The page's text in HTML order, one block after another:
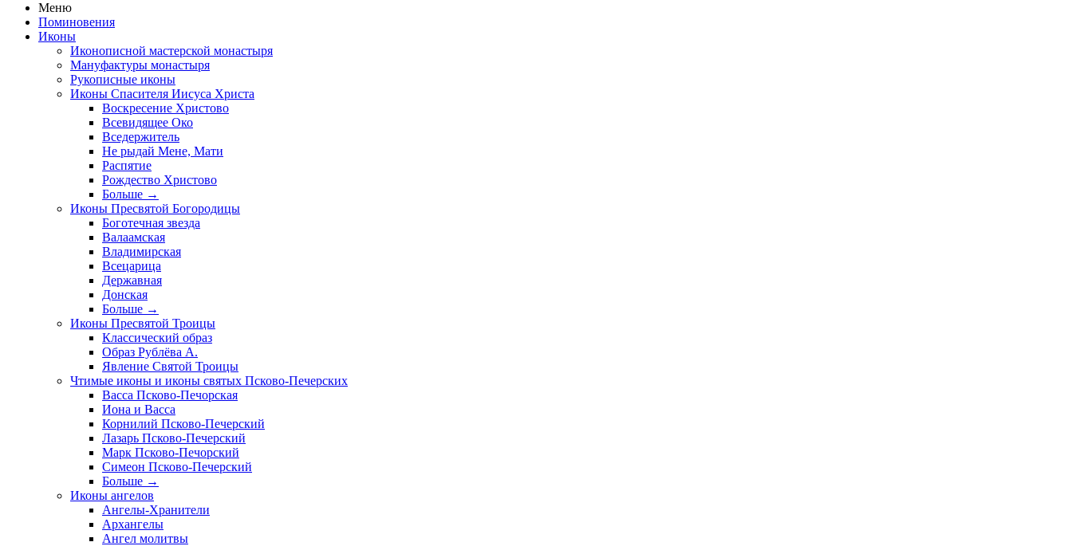
Меню
Поминовения
Иконы
Иконописной мастерской монастыря
Мануфактуры монастыря
Рукописные иконы
Иконы Спасителя Иисуса Христа
Воскресение Христово
Всевидящее Око
Вседержитель
Не рыдай Мене, Мати
Распятие
Рождество Христово
Больше →
Иконы Пресвятой Богородицы
Боготечная звезда
Валаамская
Владимирская
Всецарица
Державная
Донская
Больше →
Иконы Пресвятой Троицы
Классический образ
Образ Рублёва А.
Явление Святой Троицы
Чтимые иконы и иконы святых Псково-Печерских
Васса Псково-Печорская
Иона и Васса
Корнилий Псково-Печерский
Лазарь Псково-Печерский
Марк Псково-Печорский
Симеон Псково-Печерский
Больше →
Иконы ангелов
Ангелы-Хранители
Архангелы
Ангел молитвы